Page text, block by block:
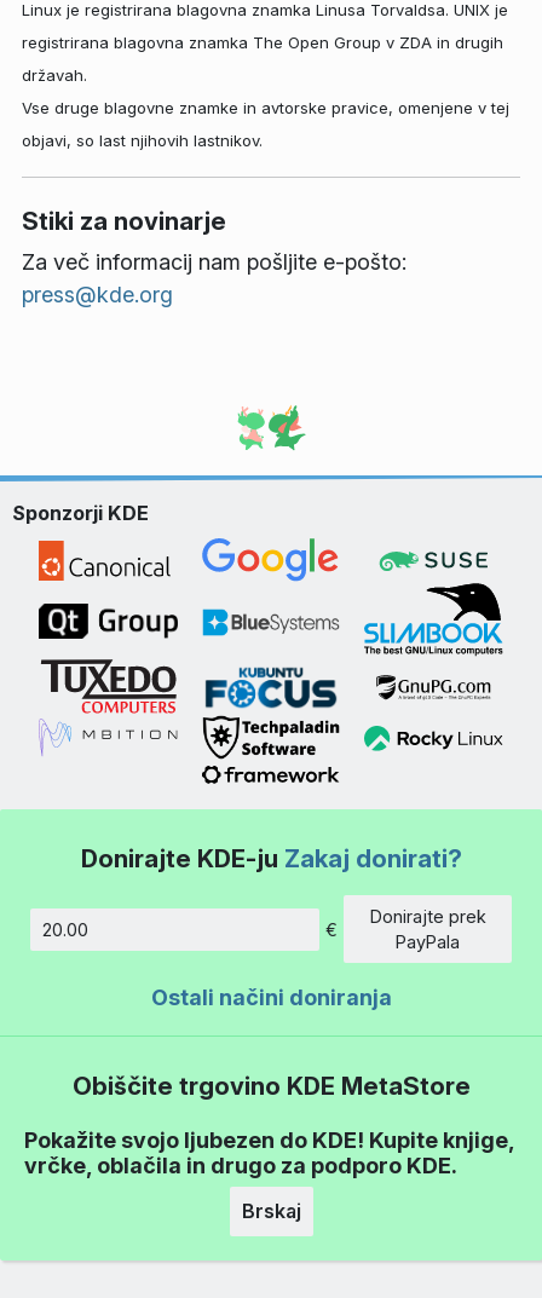
Linux je registrirana blagovna znamka Linusa Torvaldsa. UNIX je
registrirana blagovna znamka The Open Group v ZDA in drugih
državah.
Vse druge blagovne znamke in avtorske pravice, omenjene v tej
objavi, so last njihovih lastnikov.
Stiki za novinarje
Za več informacij nam pošljite e-pošto:
press@kde.org
Sponzorji KDE
Donirajte KDE-ju Zakaj donirati?
Znesek
€
Donirajte prek
PayPala
Ostali načini doniranja
Obiščite trgovino KDE MetaStore
Pokažite svojo ljubezen do KDE! Kupite knjige,
vrčke, oblačila in drugo za podporo KDE.
Brskaj